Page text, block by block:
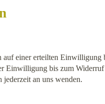
auf einer erteilten
bis zum
an uns wenden.